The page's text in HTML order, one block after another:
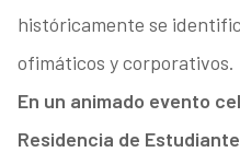
históricamente se
ofimáticos y corporativos.
En un animado evento
Residencia de